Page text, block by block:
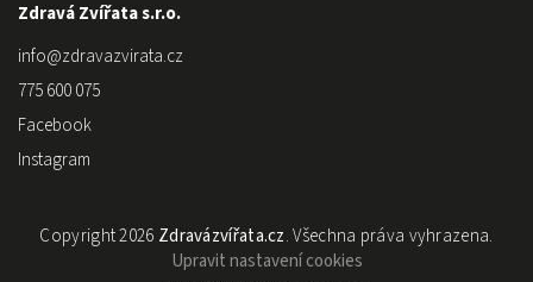
Zdravá Zvířata s.r.o.
info@zdravazvirata.cz
775 600 075
Facebook
Instagram
Copyright 2026 Zdravázvířata.cz. Všechna práva vyhrazena.
Upravit nastavení cookies